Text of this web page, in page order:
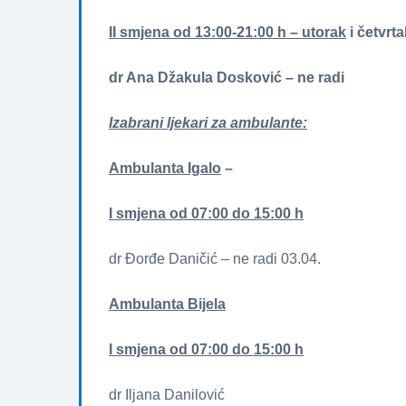
II smjena od 13:00-21:00 h – utorak i
dr Ana Džakula Dosković – ne radi
Izabrani ljekari za ambulante:
Ambulanta Igalo –
I smjena od 07:00 do 15:00 h
dr Đorđe Daničić – ne radi 03.04.
Ambulanta Bijela
I smjena od 07:00 do 15:00 h
dr Iljana Danilović